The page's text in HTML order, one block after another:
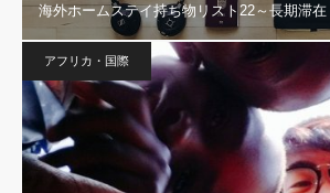
海外ホームステイ持ち物リスト22～長期滞在
アフリカ・国際